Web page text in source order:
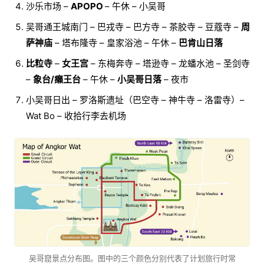
沙乐市场 – APOPO – 午休 – 小吴哥
吴哥通王城南门 – 巴戎寺 – 巴方寺 – 茶胶寺 – 豆蔻寺 – 周
萨神庙 – 塔布隆寺 – 皇家浴池 – 午休 – 巴肯山日落
比粒寺 – 女王宫 – 东梅奔寺 – 塔逊寺 – 龙蟠水池 – 圣剑寺
– 象台/癞王台 – 午休 – 小吴哥日落– 夜市
小吴哥日出 – 罗洛斯遗址（巴空寺 – 神牛寺 – 洛雷寺）–
Wat Bo – 收拾行李去机场
吴哥窟景点分布图。图中的三个颜色分别代表了计划旅行时常